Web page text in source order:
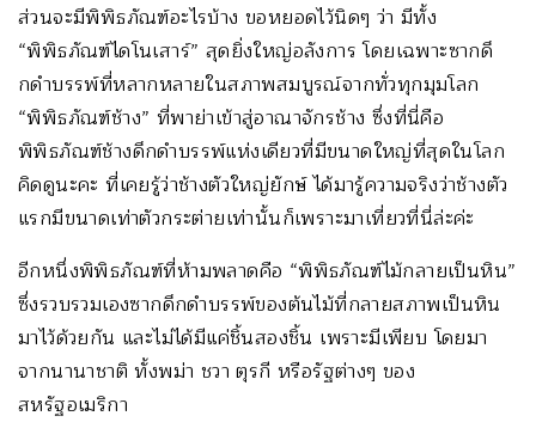
ส่วนจะมีพิพิธภัณฑ์อะไรบ้าง ขอหยอดไว้นิดๆ ว่า มีทั้ง
“พิพิธภัณฑ์ไดโนเสาร์” สุดยิ่งใหญ่อลังการ โดยเฉพาะซากดึ
กดําบรรพ์ที่หลากหลายในสภาพสมบูรณ์จากทั่วทุกมุมโลก
“พิพิธภัณฑ์ช้าง” ที่พาย่าเข้าสู่อาณาจักรช้าง ซึ่งที่นี่คือ
พิพิธภัณฑ์ช้างดึกดำบรรพ์แห่งเดียวที่มีขนาดใหญ่ที่สุดในโลก
คิดดูนะคะ ที่เคยรู้ว่าช้างตัวใหญ่ยักษ์ ได้มารู้ความจริงว่าช้างตัว
แรกมีขนาดเท่าตัวกระต่ายเท่านั้นก็เพราะมาเที่ยวที่นี่ล่ะค่ะ
อีกหนึ่งพิพิธภัณฑ์ที่ห้ามพลาดคือ “พิพิธภัณฑ์ไม้กลายเป็นหิน”
ซึ่งรวบรวมเองซากดึกดำบรรพ์ของต้นไม้ที่กลายสภาพเป็นหิน
มาไว้ด้วยกัน และไม่ได้มีแค่ชิ้นสองชิ้น เพราะมีเพียบ โดยมา
จากนานาชาติ ทั้งพม่า ชวา ตุรกี หรือรัฐต่างๆ ของ
สหรัฐอเมริกา